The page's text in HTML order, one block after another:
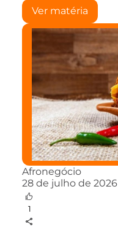
Ver matéria
Afronegócio
28 de julho de 2026
1